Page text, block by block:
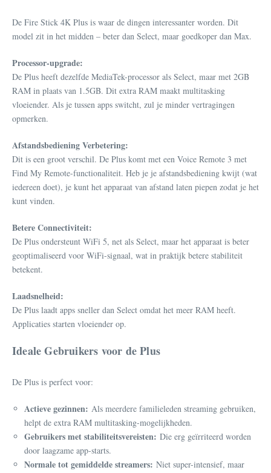
De Fire Stick 4K Plus is waar de dingen interessanter worden. Dit
model zit in het midden – beter dan Select, maar goedkoper dan Max.
Processor-upgrade:
De Plus heeft dezelfde MediaTek-processor als Select, maar met 2GB
RAM in plaats van 1.5GB. Dit extra RAM maakt multitasking
vloeiender. Als je tussen apps switcht, zul je minder vertragingen
opmerken.
Afstandsbediening Verbetering:
Dit is een groot verschil. De Plus komt met een Voice Remote 3 met
Find My Remote-functionaliteit. Heb je je afstandsbediening kwijt (wat
iedereen doet), je kunt het apparaat van afstand laten piepen zodat je het
kunt vinden.
Betere Connectiviteit:
De Plus ondersteunt WiFi 5, net als Select, maar het apparaat is beter
geoptimaliseerd voor WiFi-signaal, wat in praktijk betere stabiliteit
betekent.
Laadsnelheid:
De Plus laadt apps sneller dan Select omdat het meer RAM heeft.
Applicaties starten vloeiender op.
Ideale Gebruikers voor de Plus
De Plus is perfect voor:
Actieve gezinnen: Als meerdere familieleden streaming gebruiken,
helpt de extra RAM multitasking-mogelijkheden.
Gebruikers met stabiliteitsvereisten: Die erg geïrriteerd worden
door laagzame app-starts.
Normale tot gemiddelde streamers: Niet super-intensief, maar